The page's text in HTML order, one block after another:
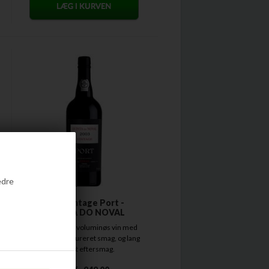
2003 Vintage Port -
QUINTA DO NOVAL
Imponerende voluminøs vin med
fyldig og struktureret smag, og lang
elegant eftersmag.